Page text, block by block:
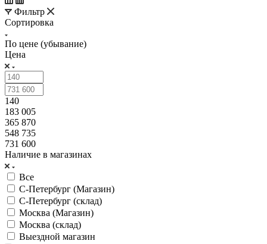
Фильтр
Сортировка
По цене (убывание)
Цена
140
183 005
365 870
548 735
731 600
Наличие в магазинах
Все
С-Петербург (Магазин)
С-Петербург (склад)
Москва (Магазин)
Москва (склад)
Выездной магазин